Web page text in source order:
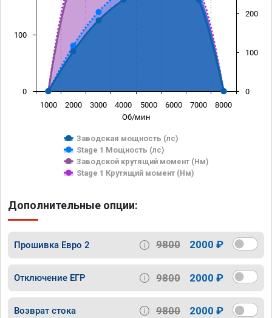
Об/мин
Заводская мощность (лс)
Stage 1 Мощность (лс)
Заводской крутящий момент (Нм)
Stage 1 Крутящий момент (Нм)
1000 2000 3000 4000 5000 6000 7000 8000
0
100
0
100
200
Дополнительные опции:
Прошивка Евро 2 9800 2000 ₽
Отключение ЕГР 9800 2000 ₽
Возврат стока 9800 2000 ₽